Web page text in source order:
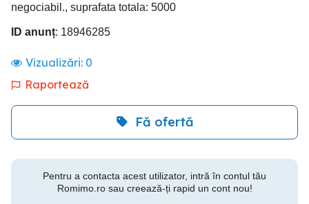
negociabil., suprafata totala: 5000
ID anunț: 18946285
Vizualizări: 0
Raportează
Fă ofertă
Pentru a contacta acest utilizator, intră în contul tău
Romimo.ro sau creează-ți rapid un cont nou!